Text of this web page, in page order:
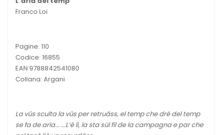
Franco Loi
Pagine: 110
Codice: 16855
EAN 9788842541080
Collana: Argani
La vûs sculta la vûs per retruâss, el temp che dré del temp
se fa de aria... ...L’è lì, la sta sül fil de la campagna e par che